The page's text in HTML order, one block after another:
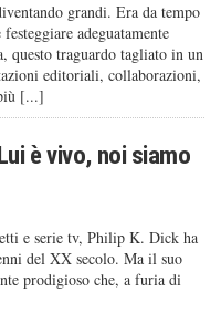
grandi. Era da tempo
adeguatamente
questo traguardo tagliato in un
editoriali, collaborazioni,
[...]
è vivo, noi siamo
e serie tv, Philip K. Dick ha
del XX secolo. Ma il suo
prodigioso che, a furia di